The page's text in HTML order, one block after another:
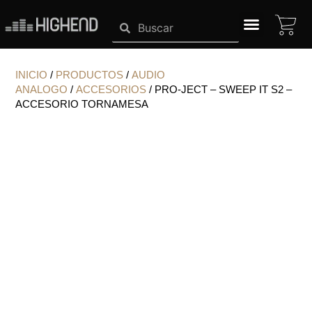
contenido
INICIO / PRODUCTOS / AUDIO
ANALOGO / ACCESORIOS / PRO-JECT – SWEEP IT S2 –
ACCESORIO TORNAMESA